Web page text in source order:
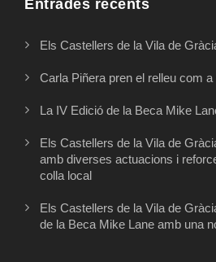
Entrades recents
Els Castellers de la Vila de
Carla Piñera pren el relleu com
La IV Edició de la Beca Mike
Els Castellers de la Vila de
amb diverses actuacions i
colla local
Els Castellers de la Vila de
de la Beca Mike Lane amb una